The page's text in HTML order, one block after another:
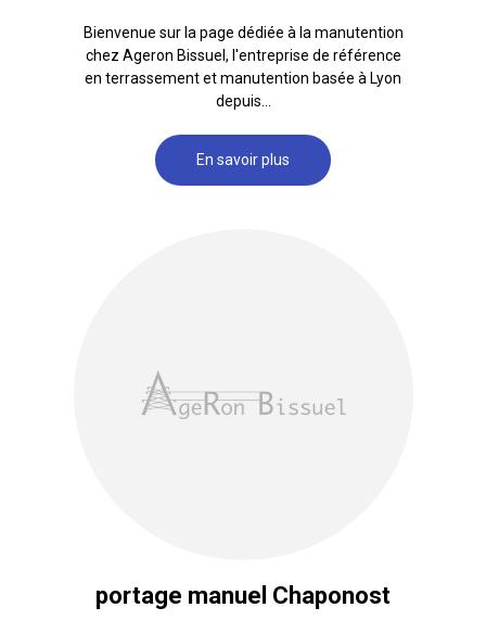
Bienvenue sur la page dédiée à la manutention
chez Ageron Bissuel, l'entreprise de référence
en terrassement et manutention basée à Lyon
depuis...
En savoir plus
portage manuel Chaponost